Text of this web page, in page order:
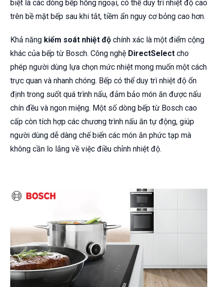
biệt là các dòng bếp hồng ngoại, có thể duy trì nhiệt độ cao
trên bề mặt bếp sau khi tắt, tiềm ẩn nguy cơ bỏng cao hơn.
Khả năng kiểm soát nhiệt độ chính xác là một điểm cộng
khác của bếp từ Bosch. Công nghệ DirectSelect cho
phép người dùng lựa chọn mức nhiệt mong muốn một cách
trực quan và nhanh chóng. Bếp có thể duy trì nhiệt độ ổn
định trong suốt quá trình nấu, đảm bảo món ăn được nấu
chín đều và ngon miệng. Một số dòng bếp từ Bosch cao
cấp còn tích hợp các chương trình nấu ăn tự động, giúp
người dùng dễ dàng chế biến các món ăn phức tạp mà
không cần lo lắng về việc điều chỉnh nhiệt độ.